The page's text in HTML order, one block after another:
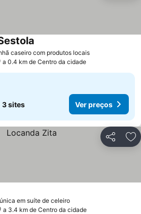
caseiro com produtos locaisVer preços
a 0.4 km de Centro da cidade
3 sites Ver preços
Partilhar
em suíte de celeiroVer preços
a 3.4 km de Centro da cidade